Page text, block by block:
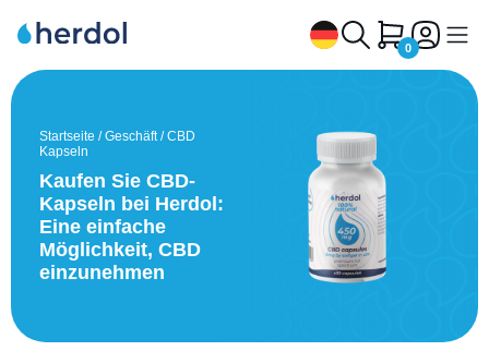
0
CBD-Öl
CBD-Tee
CBG und CBN Oil
CBD Kapseln
CBD Sirup
Startseite /Geschäft/CBD
Kapseln
Kaufen Sie CBD-
Kapseln bei Herdol:
Eine einfache
Möglichkeit, CBD
einzunehmen